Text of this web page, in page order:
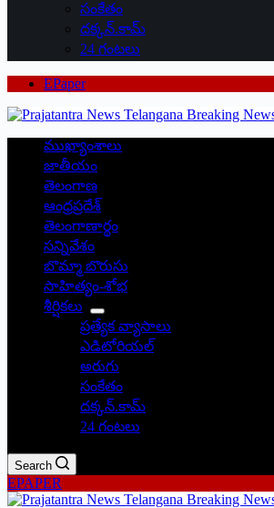
సంకేతం
దక్కన్.కామ్
24 గంటలు
EPaper
ముఖ్యాంశాలు
జాతీయం
తెలంగాణ
ఆంధ్రప్రదేశ్
తెలంగాణార్థం
సన్నివేశం
బొమ్మా బొరుసు
సాహిత్యం-శోభ
శీర్షికలు
ప్రత్యేక వ్యాసాలు
ఎడిటోరియల్
అరుగు
సంకేతం
దక్కన్.కామ్
24 గంటలు
Search
EPAPER